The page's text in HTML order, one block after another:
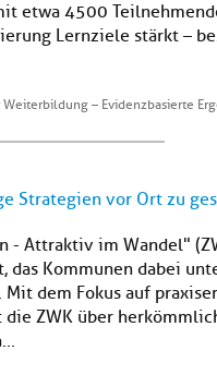
etwa 4500
Lernziele stärkt –
– Evidenzbasierte
Strategien vor Ort zu
- Attraktiv im Wandel"
Kommunen dabei
dem Fokus auf
ZWK über